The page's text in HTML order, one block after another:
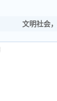
文明社会